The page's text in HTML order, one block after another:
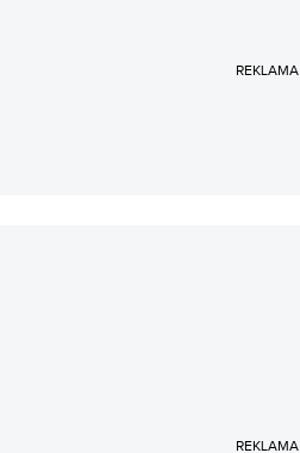
REKLAMA
REKLAMA